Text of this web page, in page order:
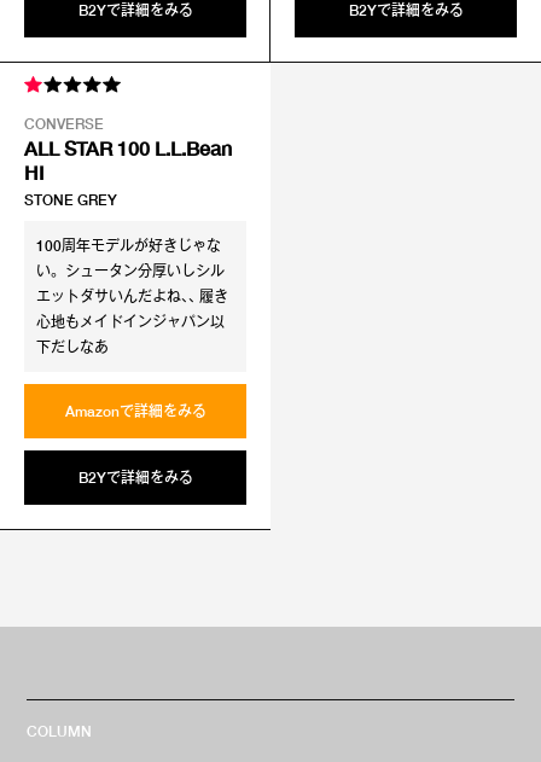
B2Yで詳細をみる B2Yで詳細をみる
CONVERSE
ALL STAR 100 L.L.Bean
HI
STONE GREY
100周年モデルが好きじゃな
い。 シュータン分厚いしシル
エットダサいんだよね、、 履き
心地もメイドインジャパン以
下だしなあ
Amazonで詳細をみる
B2Yで詳細をみる
COLUMN